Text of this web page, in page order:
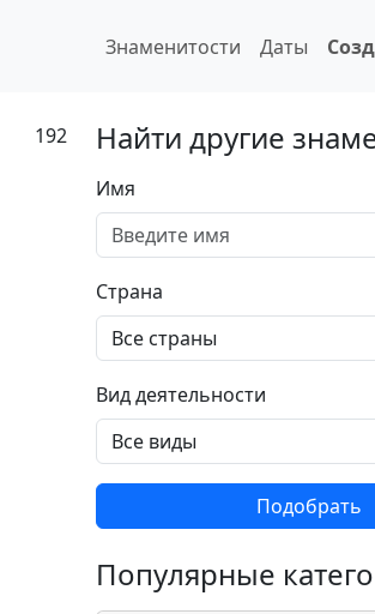
Знаменитости Даты
192 Найти другие
Имя
Страна
Вид деятельности
Подобрать
Популярные